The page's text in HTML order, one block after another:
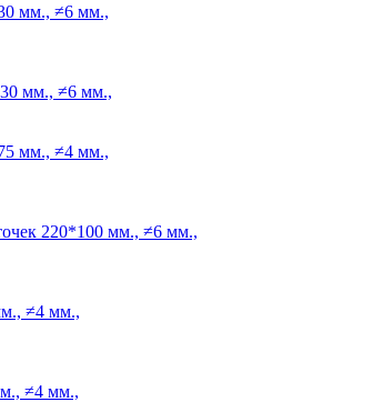
мм., ≠6 мм.,
мм., ≠6 мм.,
мм., ≠4 мм.,
220*100 мм., ≠6 мм.,
≠4 мм.,
≠4 мм.,